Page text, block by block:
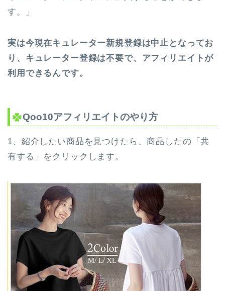
す。」
実は今現在キュレーター新規登録は中止となってお
り、キュレーター登録は不要で、アフィリエイトが
利用できるんです。
Qoo10アフィリエイトのやり方
1、紹介したい商品を見つけたら、商品したの「共
有する」をクリックします。